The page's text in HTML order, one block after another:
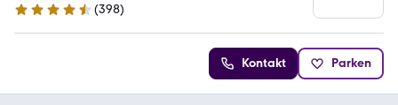
4.7 Sterne
(398)
Kontakt Parken